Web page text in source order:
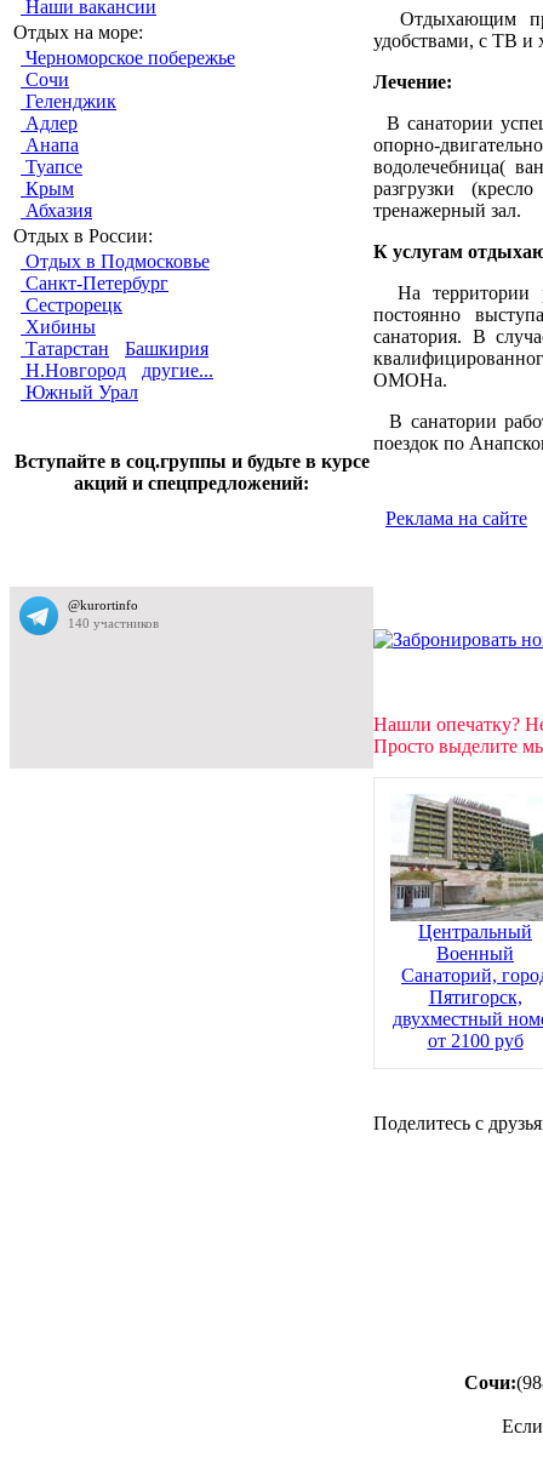
Наши вакансии
Отдых на море:
Черноморское побережье
Сочи
Геленджик
Адлер
Анапа
Туапсе
Крым
Абхазия
Отдых в России:
Отдых в Подмосковье
Санкт-Петербург
Сестрорецк
Хибины
Татарстан
Башкирия
Н.Новгород
другие...
Южный Урал
Вступайте в соц.группы и будьте в курсе
акций и спецпредложений:
Отдыхающим
удобствами, с ТВ и
Лечение:
В санатории
опорно-
водолечебница(
разгрузки
тренажерный зал.
К услугам
На территории
постоянно
санатория. В
ОМОНа.
В санатории
поездок по
Реклама на сайте
Нашли опечатку?
Просто выделите
Центральный
Военный
Санаторий,
Пятигорск,
двухместный
от 2100 руб
Поделитесь с
Сочи: